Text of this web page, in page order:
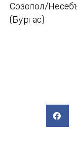
Созопол/
(Бургас)